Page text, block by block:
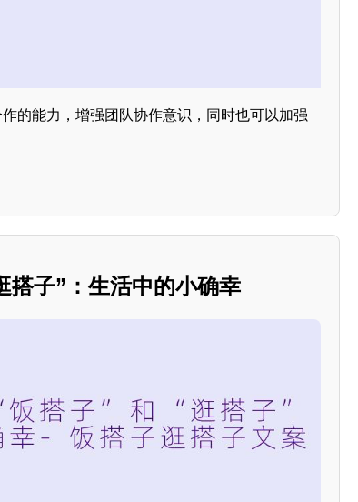
的能力，增强团队协作意识，同时也可以加强
搭子”：生活中的小确幸